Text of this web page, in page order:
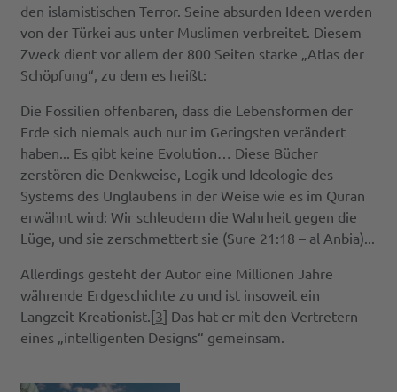
den islamistischen Terror. Seine absurden Ideen werden
von der Türkei aus unter Muslimen verbreitet. Diesem
Zweck dient vor allem der 800 Seiten starke „Atlas der
Schöpfung“, zu dem es heißt:
Die Fossilien offenbaren, dass die Lebensformen der
Erde sich niemals auch nur im Geringsten verändert
haben... Es gibt keine Evolution… Diese Bücher
zerstören die Denkweise, Logik und Ideologie des
Systems des Unglaubens in der Weise wie es im Quran
erwähnt wird: Wir schleudern die Wahrheit gegen die
Lüge, und sie zerschmettert sie (Sure 21:18 – al Anbia)...
Allerdings gesteht der Autor eine Millionen Jahre
währende Erdgeschichte zu und ist insoweit ein
Langzeit-Kreationist.[3] Das hat er mit den Vertretern
eines „intelligenten Designs“ gemeinsam.